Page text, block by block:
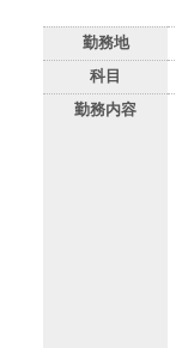
勤務地
科目
勤務内容